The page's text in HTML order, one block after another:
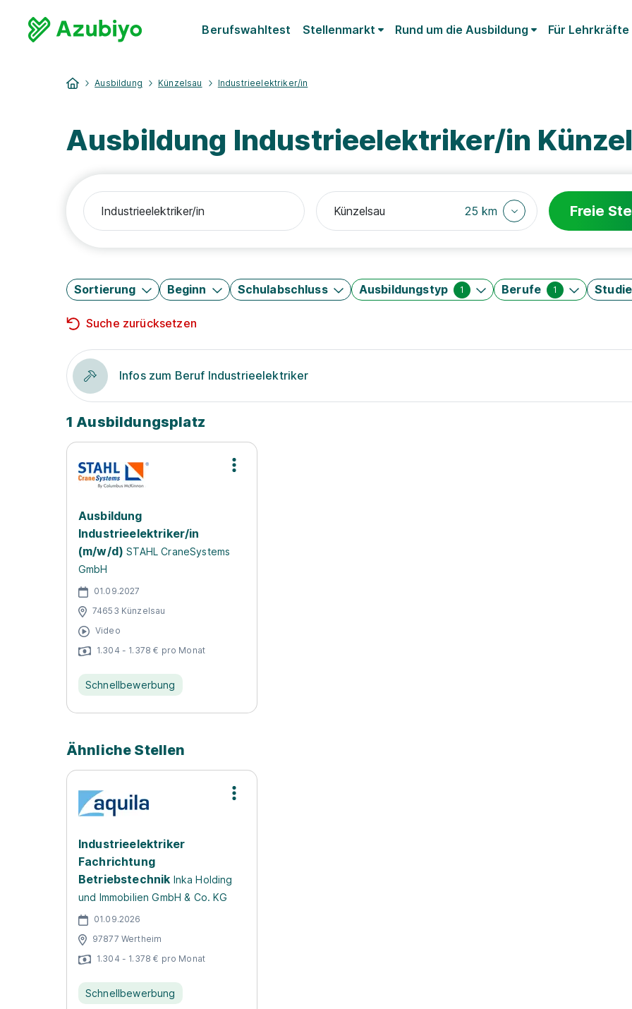
Berufswahltest Stellenmarkt Rund um die Ausbildung Für Lehrkräfte
Ausbildung Künzelsau Industrieelektriker/in
Ausbildung Industrieelektriker/in
25 km Freie
Sortierung Beginn Schulabschluss Ausbildungstyp 1 Berufe 1
Suche zurücksetzen
Infos zum Beruf Industrieelektriker
1 Ausbildungsplatz
Ausbildung
Industrieelektriker/in
(m/w/d) STAHL CraneSystems
GmbH
01.09.2027
74653 Künzelsau
Video
1.304 - 1.378 € pro Monat
Schnellbewerbung
Ähnliche Stellen
Industrieelektriker
Fachrichtung
Betriebstechnik Inka Holding
und Immobilien GmbH & Co. KG
01.09.2026
97877 Wertheim
1.304 - 1.378 € pro Monat
Schnellbewerbung